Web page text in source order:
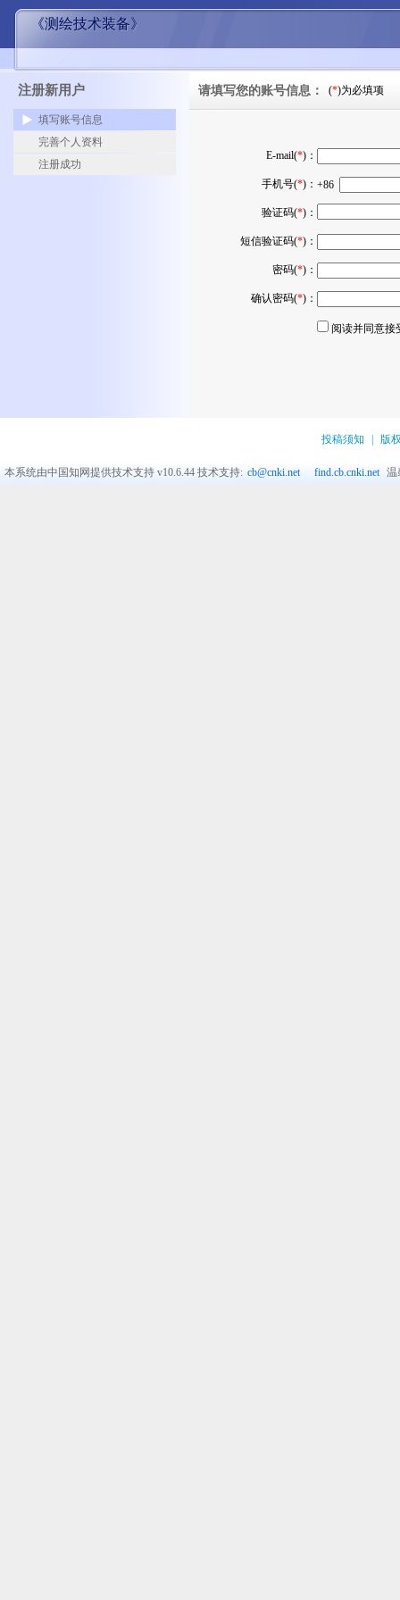
《测绘技术装备》
注册新用户
填写账号信息
完善个人资料
注册成功
请填写您的账号信息： (*)为必填项
E-mail(*)：
手机号(*)： +86
验证码(*)：
短信验证码(*)：
密码(*)：
确认密码(*)：
阅读并同意接
投稿须知 版
本系统由中国知网提供技术支持 v10.6.44技术支持: cb@cnki.net find.cb.cnki.net 温